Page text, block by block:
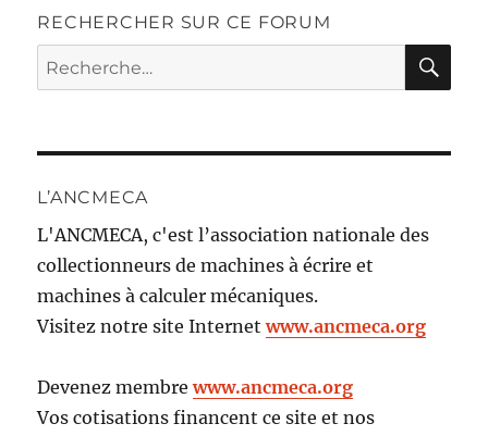
RECHERCHER SUR CE FORUM
Recherche
pour :
L’ANCMECA
L'ANCMECA, c'est l’association nationale des
collectionneurs de machines à écrire et
machines à calculer mécaniques.
Visitez notre site Internetwww.ancmeca.org
Devenez membrewww.ancmeca.org
Vos cotisations financent ce site et nos